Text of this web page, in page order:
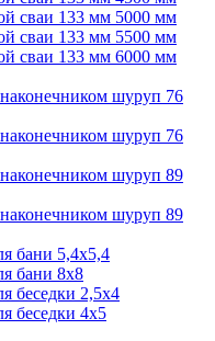
сваи 133 мм 5000 мм
сваи 133 мм 5500 мм
сваи 133 мм 6000 мм
шуруп 76
шуруп 76
шуруп 89
шуруп 89
бани 5,4х5,4
бани 8х8
беседки 2,5х4
беседки 4х5